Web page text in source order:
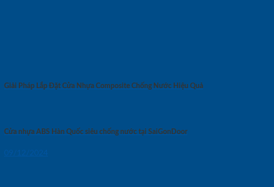
Giải Pháp Lắp Đặt Cửa Nhựa Composite Chống Nước Hiệu Quả
Cửa nhựa ABS Hàn Quốc siêu chống nước tại SaiGonDoor
09/12/2024